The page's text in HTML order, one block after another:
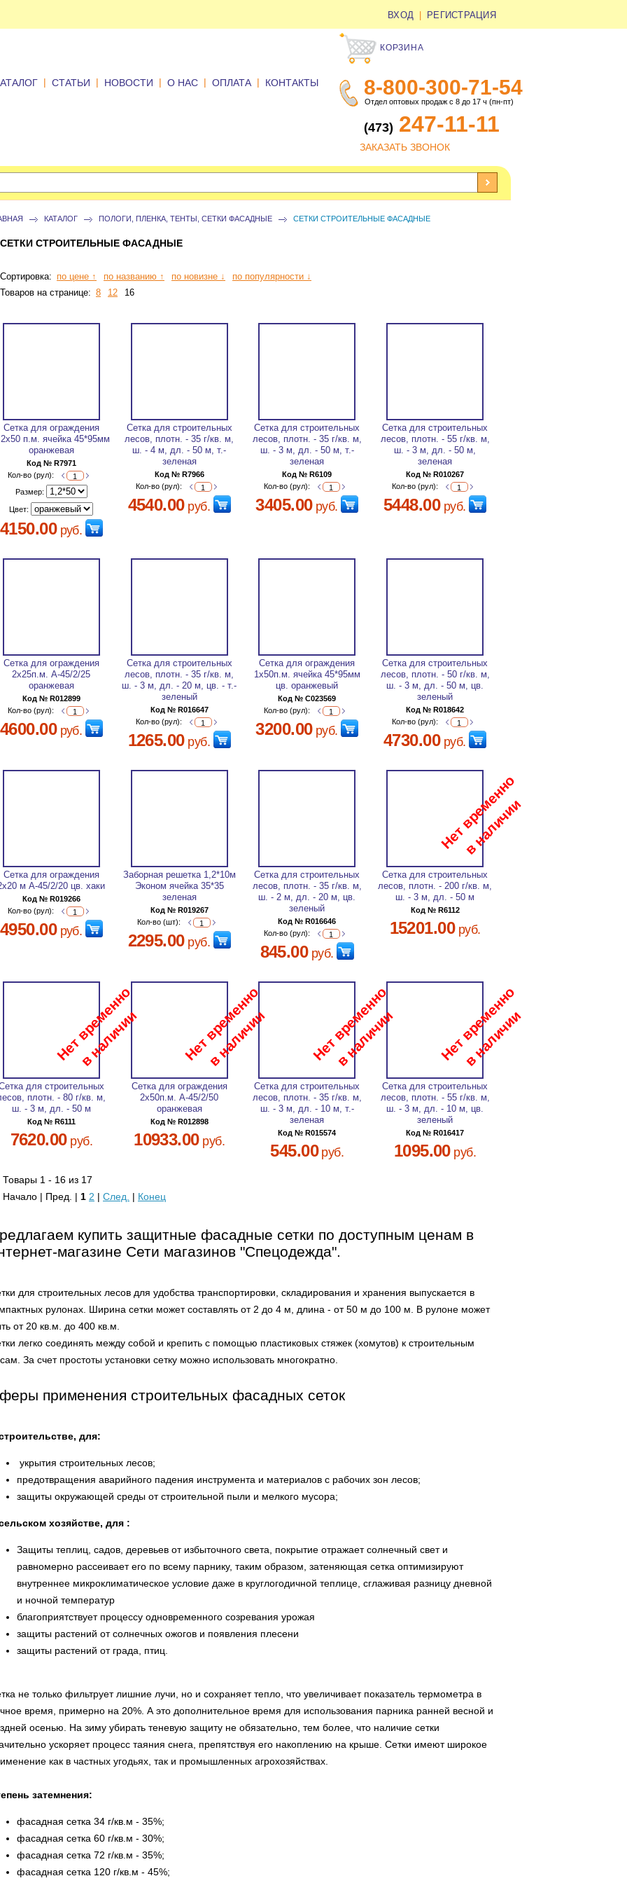
ВХОД РЕГИСТРАЦИЯ
КОРЗИНА
8-800-300-71-54
Отдел оптовых продаж с 8 до 17 ч (пн-пт)
(473) 247-11-11
ЗАКАЗАТЬ ЗВОНОК
| СТАТЬИ | НОВОСТИ | О НАС | ОПЛАТА | КОНТАКТЫ
КАТАЛОГ ПОЛОГИ, ПЛЕНКА, ТЕНТЫ, СЕТКИ ФАСАДНЫЕ СЕТКИ СТРОИТЕЛЬНЫЕ ФАСАДНЫЕ
СЕТКИ СТРОИТЕЛЬНЫЕ ФАСАДНЫЕ
Сортировка: по цене ↑ по названию ↑ по новизне ↓
по популярности ↓
Товаров на странице: 8 12 16
Сетка для ограждения
п.м. ячейка 45*95мм
оранжевая
Код № R7971
Кол-во (рул):
Размер:
Цвет:
4150.00руб.
Сетка для строительных
лесов, плотн. - 35 г/кв. м,
ш. - 4 м, дл. - 50 м, т.-
зеленая
Код № R7966
Кол-во (рул):
4540.00руб.
Сетка для строительных
лесов, плотн. - 35 г/кв. м,
ш. - 3 м, дл. - 50 м, т.-
зеленая
Код № R6109
Кол-во (рул):
3405.00руб.
Сетка для строительных
лесов, плотн. - 55 г/кв. м,
ш. - 3 м, дл. - 50 м,
зеленая
Код № R010267
Кол-во (рул):
5448.00руб.
Сетка для ограждения
2х25п.м. А-45/2/25
оранжевая
Код № R012899
Кол-во (рул):
4600.00руб.
Сетка для строительных
лесов, плотн. - 35 г/кв. м,
ш. - 3 м, дл. - 20 м, цв. - т.-
зеленый
Код № R016647
Кол-во (рул):
1265.00руб.
Сетка для ограждения
1х50п.м. ячейка 45*95мм
цв. оранжевый
Код № C023569
Кол-во (рул):
3200.00руб.
Сетка для строительных
лесов, плотн. - 50 г/кв. м,
ш. - 3 м, дл. - 50 м, цв.
зеленый
Код № R018642
Кол-во (рул):
4730.00руб.
Сетка для ограждения
м А-45/2/20 цв. хаки
Код № R019266
Кол-во (рул):
4950.00руб.
Заборная решетка 1,2*10м
Эконом ячейка 35*35
зеленая
Код № R019267
Кол-во (шт):
2295.00руб.
Сетка для строительных
лесов, плотн. - 35 г/кв. м,
ш. - 2 м, дл. - 20 м, цв.
зеленый
Код № R016646
Кол-во (рул):
845.00руб.
Сетка для строительных
лесов, плотн. - 200 г/кв. м,
ш. - 3 м, дл. - 50 м
Код № R6112
15201.00руб.
для строительных
плотн. - 80 г/кв. м,
ш. - 3 м, дл. - 50 м
Код № R6111
7620.00руб.
Сетка для ограждения
2х50п.м. А-45/2/50
оранжевая
Код № R012898
10933.00руб.
Сетка для строительных
лесов, плотн. - 35 г/кв. м,
ш. - 3 м, дл. - 10 м, т.-
зеленая
Код № R015574
545.00руб.
Сетка для строительных
лесов, плотн. - 55 г/кв. м,
ш. - 3 м, дл. - 10 м, цв.
зеленый
Код № R016417
1095.00руб.
Товары 1 - 16 из 17
Начало | Пред. | 1 2 | След. | Конец
купить защитные фасадные сетки по доступным ценам в
магазине Сети магазинов "Спецодежда".
для строительных лесов для удобства транспортировки, складирования и хранения выпускается в
рулонах. Ширина сетки может составлять от 2 до 4 м, длина - от 50 м до 100 м. В рулоне может
от 20 кв.м. до 400 кв.м.
легко соединять между собой и крепить с помощью пластиковых стяжек (хомутов) к строительным
За счет простоты установки сетку можно использовать многократно.
применения строительных фасадных сеток
для:
укрытия строительных лесов;
предотвращения аварийного падения инструмента и материалов с рабочих зон лесов;
защиты окружающей среды от строительной пыли и мелкого мусора;
хозяйстве, для :
Защиты теплиц, садов, деревьев от избыточного света, покрытие отражает солнечный свет и
равномерно рассеивает его по всему парнику, таким образом, затеняющая сетка оптимизируют
внутреннее микроклиматическое условие даже в круглогодичной теплице, сглаживая разницу дневной
и ночной температур
благоприятствует процессу одновременного созревания урожая
защиты растений от солнечных ожогов и появления плесени
защиты растений от града, птиц.
не только фильтрует лишние лучи, но и сохраняет тепло, что увеличивает показатель термометра в
время, примерно на 20%. А это дополнительное время для использования парника ранней весной и
осенью. На зиму убирать теневую защиту не обязательно, тем более, что наличие сетки
ускоряет процесс таяния снега, препятствуя его накоплению на крыше. Сетки имеют широкое
как в частных угодьях, так и промышленных агрохозяйствах.
затемнения:
фасадная сетка 34 г/кв.м - 35%;
фасадная сетка 60 г/кв.м - 30%;
фасадная сетка 72 г/кв.м - 35%;
фасадная сетка 120 г/кв.м - 45%;